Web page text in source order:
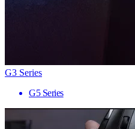
G3 Series
G5 Series